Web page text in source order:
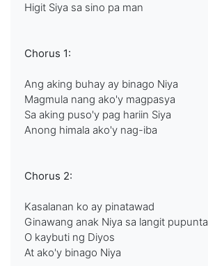
Higit Siya sa sino pa man
Chorus 1:
Ang aking buhay ay binago Niya
Magmula nang ako'y magpasya
Sa aking puso'y pag hariin Siya
Anong himala ako'y nag-iba
Chorus 2:
Kasalanan ko ay pinatawad
Ginawang anak Niya sa langit pupunta
O kaybuti ng Diyos
At ako'y binago Niya